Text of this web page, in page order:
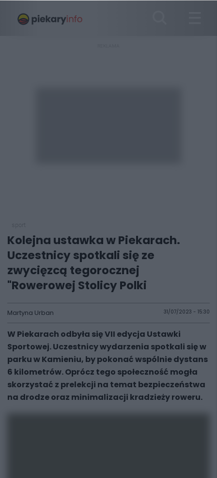
Kolejna ustawka w Piekarach.
Uczestnicy spotkali się ze
zwycięzcą tegorocznej
"Rowerowej Stolicy Polki
Martyna Urban 31/07/2023 - 15:30
W Piekarach odbyła się VII edycja Ustawki
Sportowej. Uczestnicy wydarzenia spotkali się w
parku w Kamieniu, by pokonać wspólnie dystans
6 kilometrów. Oprócz tego społeczność mogła
skorzystać z prelekcji na temat bezpieczeństwa
na drodze oraz minimalizacji kradzieży roweru.